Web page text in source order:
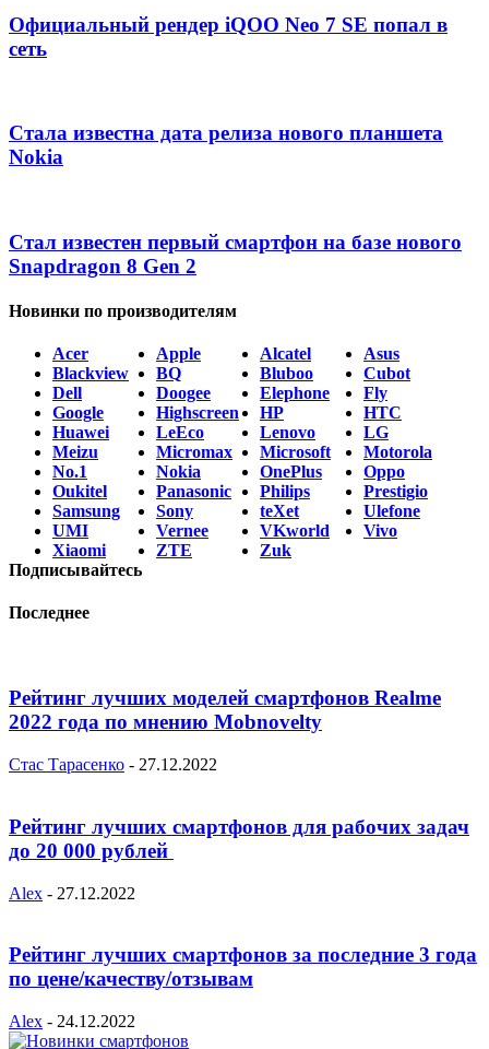
Официальный рендер iQOO Neo 7 SE попал в
сеть
Стала известна дата релиза нового планшета
Nokia
Стал известен первый смартфон на базе нового
Snapdragon 8 Gen 2
Новинки по производителям
Acer Apple Alcatel
Asus
Blackview
BQ Bluboo
Cubot
Dell
Doogee Elephone
Fly
Google
Highscreen HP
HTC
Huawei
LeEco Lenovo
LG
Meizu
Micromax Microsoft
Motorola
No.1
Nokia OnePlus
Oppo
Oukitel
Panasonic Philips
Prestigio
Samsung
Sony teXet
Ulefone
UMI
Vernee VKworld
Vivo
Xiaomi
ZTE
Zuk
Подписывайтесь
Последнее
Рейтинг лучших моделей смартфонов Realme
2022 года по мнению Mobnovelty
Стас Тарасенко - 27.12.2022
Рейтинг лучших смартфонов для рабочих задач
до 20 000 рублей
Alex - 27.12.2022
Рейтинг лучших смартфонов за последние 3 года
по цене/качеству/отзывам
Alex - 24.12.2022